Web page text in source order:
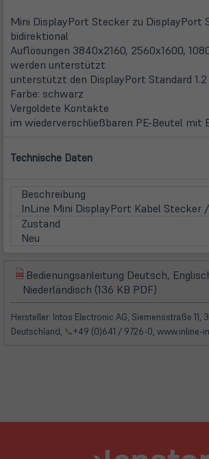
Mini DisplayPort Stecker zu DisplayPort
bidirektional
Auflösungen 3840x2160, 2560x1600,
werden unterstützt
unterstützt den DisplayPort Standard 1.2
Farbe: schwarz
Vergoldete Kontakte
im wiederverschließbaren PE-Beutel mit
Technische Daten
Beschreibung
InLine Mini DisplayPort Kabel Stecker
Zustand
Neu
(öffnet
in
neuem
Tab)
Bedienungsanleitung Deutsch,
Niederländisch (136 KB PDF)
in
neuem
Tab)
Hersteller: Intos Electronic AG, Siemensstraße 11,
Deutschland, 📞+49 (0)641 / 9726-0, www.inline-